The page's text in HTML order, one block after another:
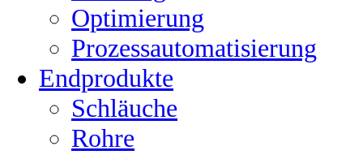
Optimierung
Prozessautomatisierung
Endprodukte
Schläuche
Rohre